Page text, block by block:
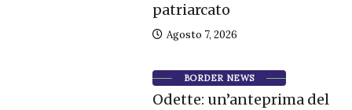
patriarcato
Agosto 7, 2026
BORDER NEWS
Odette: un’anteprima del